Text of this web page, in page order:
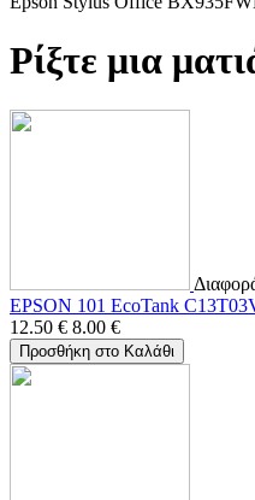
Ρίξτε μια
EPSON 101 EcoTank
12.50 € 8.00 €
Προσθήκη στο Καλάθι